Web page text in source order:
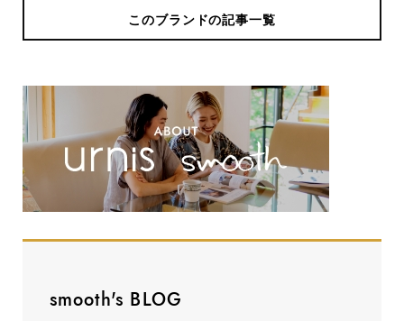
このブランドの記事一覧
smooth's BLOG